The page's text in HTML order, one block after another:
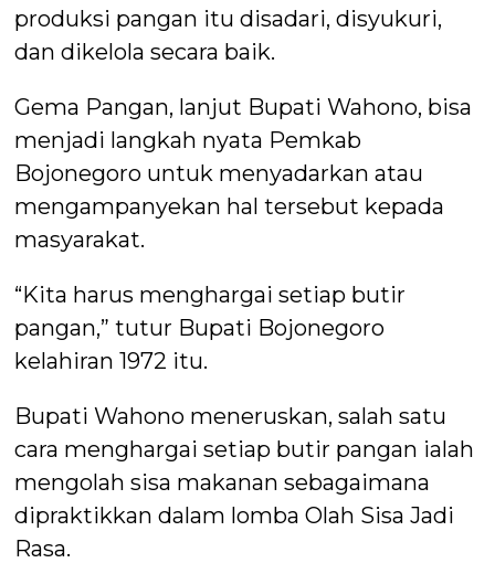
produksi pangan itu disadari, disyukuri,
dan dikelola secara baik.
Gema Pangan, lanjut Bupati Wahono, bisa
menjadi langkah nyata Pemkab
Bojonegoro untuk menyadarkan atau
mengampanyekan hal tersebut kepada
masyarakat.
“Kita harus menghargai setiap butir
pangan,” tutur Bupati Bojonegoro
kelahiran 1972 itu.
Bupati Wahono meneruskan, salah satu
cara menghargai setiap butir pangan ialah
mengolah sisa makanan sebagaimana
dipraktikkan dalam lomba Olah Sisa Jadi
Rasa.